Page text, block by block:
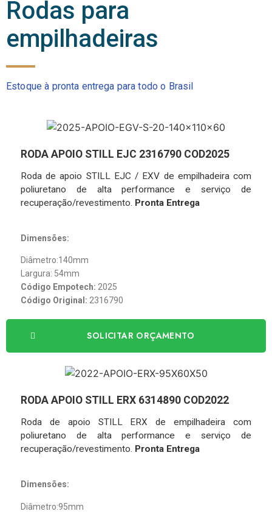
Rodas para
empilhadeiras
Estoque à pronta entrega para todo o Brasil
RODA APOIO STILL EJC 2316790 COD2025
Roda de apoio STILL EJC / EXV de empilhadeira com
poliuretano de alta performance e serviço de
recuperação/revestimento. Pronta Entrega
Dimensões:
Diâmetro:140mm
Largura: 54mm
Código Empotech: 2025
Código Original: 2316790
SOLICITAR ORÇAMENTO
RODA APOIO STILL ERX 6314890 COD2022
Roda de apoio STILL ERX de empilhadeira com
poliuretano de alta performance e serviço de
recuperação/revestimento. Pronta Entrega
Dimensões:
Diâmetro:95mm